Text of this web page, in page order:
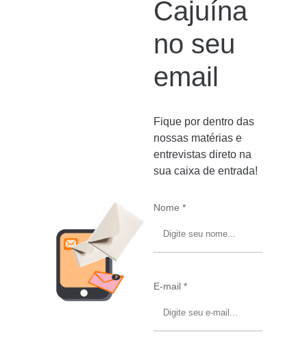
Cajuína
no seu
email
Fique por dentro das
nossas matérias e
entrevistas direto na
sua caixa de entrada!
Nome *
E-mail *